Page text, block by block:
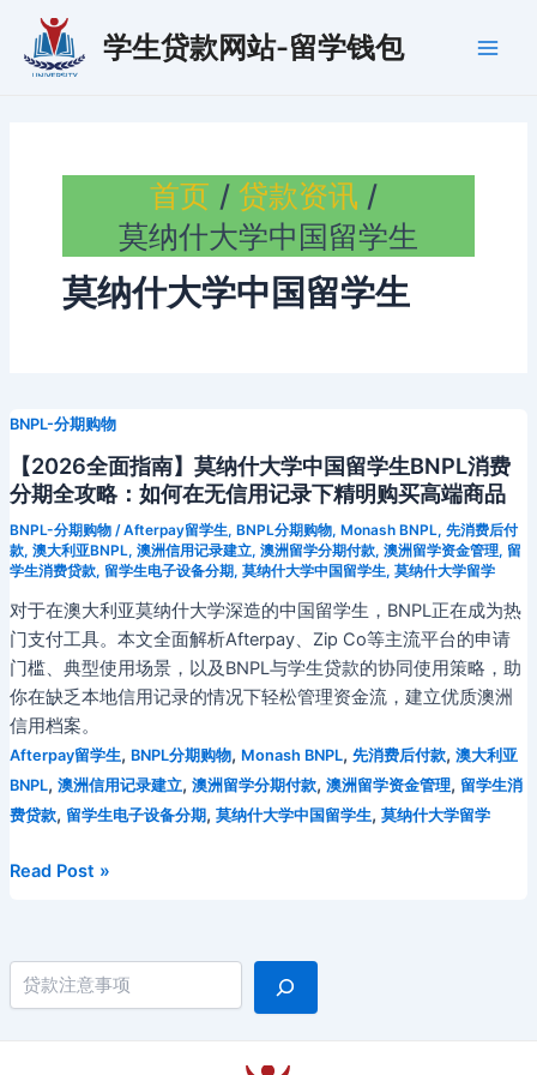
学生贷款网站-留学钱包
搜索
首页
贷款资讯
莫纳什大学中国留学生
莫纳什大学中国留学生
BNPL-分期购物
【2026全面指南】莫纳什大学中国留学生BNPL消费
分期全攻略：如何在无信用记录下精明购买高端商品
BNPL-分期购物/Afterpay留学生, BNPL分期购物, Monash BNPL, 先消费后付
款, 澳大利亚BNPL, 澳洲信用记录建立, 澳洲留学分期付款, 澳洲留学资金管理, 留
学生消费贷款, 留学生电子设备分期, 莫纳什大学中国留学生, 莫纳什大学留学
对于在澳大利亚莫纳什大学深造的中国留学生，BNPL正在成为热
门支付工具。本文全面解析Afterpay、Zip Co等主流平台的申请
门槛、典型使用场景，以及BNPL与学生贷款的协同使用策略，助
你在缺乏本地信用记录的情况下轻松管理资金流，建立优质澳洲
信用档案。
Afterpay留学生, BNPL分期购物, Monash BNPL, 先消费后付款, 澳大利亚
BNPL, 澳洲信用记录建立, 澳洲留学分期付款, 澳洲留学资金管理, 留学生消
费贷款, 留学生电子设备分期, 莫纳什大学中国留学生, 莫纳什大学留学
【2026
指
南】
莫
Read Post »